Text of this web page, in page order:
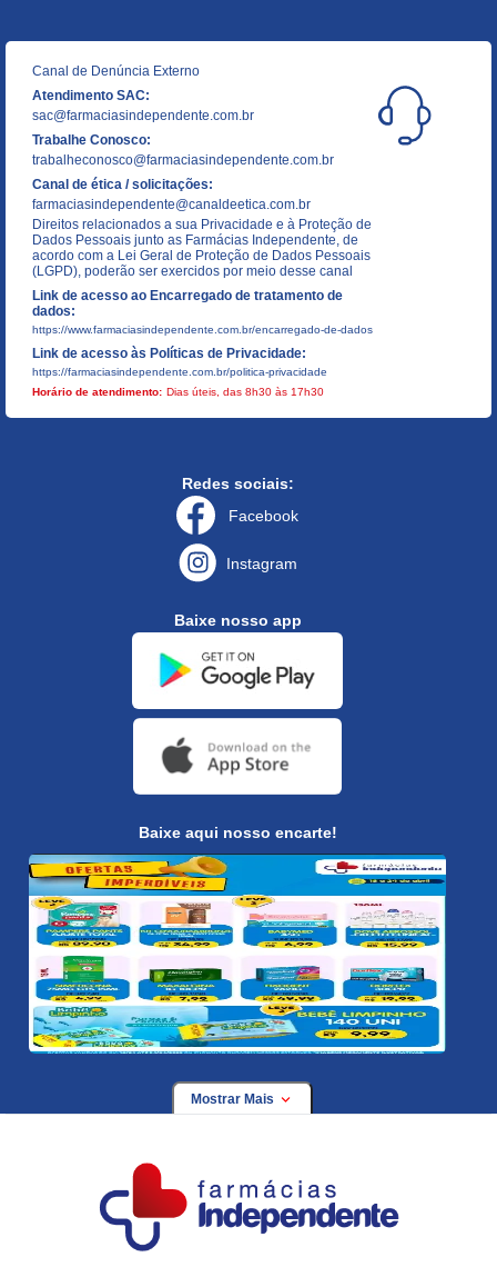
Canal de Denúncia Externo
Atendimento SAC:
sac@farmaciasindependente.com.br
Trabalhe Conosco:
trabalheconosco@farmaciasindependente.com.br
Canal de ética / solicitações:
farmaciasindependente@canaldeetica.com.br
Direitos relacionados a sua Privacidade e à Proteção de
Dados Pessoais junto as Farmácias Independente, de
acordo com a Lei Geral de Proteção de Dados Pessoais
(LGPD), poderão ser exercidos por meio desse canal
Link de acesso ao Encarregado de tratamento de
dados:
https://www.farmaciasindependente.com.br/encarregado-de-dados
Link de acesso às Políticas de Privacidade:
https://farmaciasindependente.com.br/politica-privacidade
Horário de atendimento: Dias úteis, das 8h30 às 17h30
Redes sociais:
Facebook
Instagram
Baixe nosso app
Baixe aqui nosso encarte!
Mostrar Mais